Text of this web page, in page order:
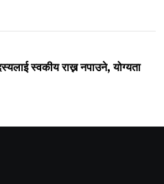
स्वकीय राख्न नपाउने, योग्यता